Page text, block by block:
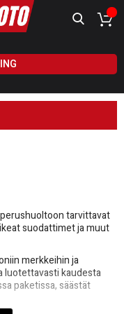
tarvittavat
suodattimet ja muut
merkkeihin ja
luotettavasti kaudesta
paketissa, säästät